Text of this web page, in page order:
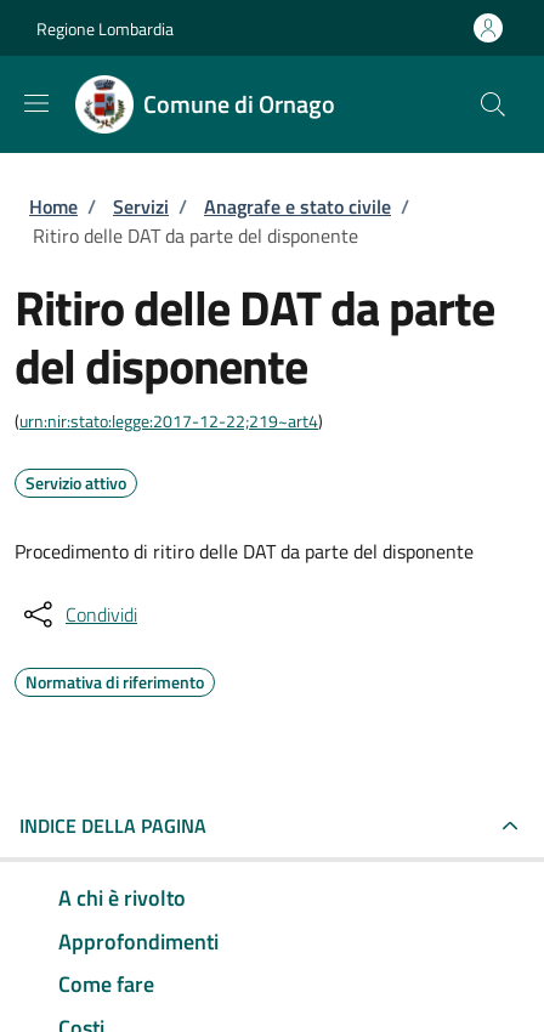
Regione Lombardia
Comune di Ornago
Briciole di pane
Home / Servizi / Anagrafe e stato civile /
Ritiro delle DAT da parte del disponente
Ritiro delle DAT da parte
del disponente
(urn:nir:stato:legge:2017-12-22;219~art4)
Servizio attivo
Procedimento di ritiro delle DAT da parte del disponente
Condividi
Normativa di riferimento
INDICE DELLA PAGINA
A chi è rivolto
Approfondimenti
Come fare